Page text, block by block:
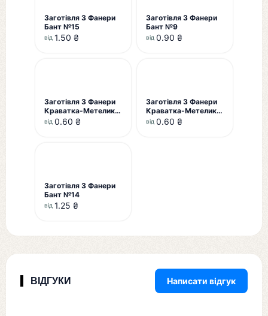
Заготівля З Фанери
Бант №15
від 1.50 ₴
Заготівля З Фанери
Бант №9
від 0.90 ₴
Заготівля З Фанери
Краватка-Метелик
№3
від 0.60 ₴
Заготівля З Фанери
Краватка-Метелик
№4
від 0.60 ₴
Заготівля З Фанери
Бант №14
від 1.25 ₴
ВІДГУКИ Написати відгук